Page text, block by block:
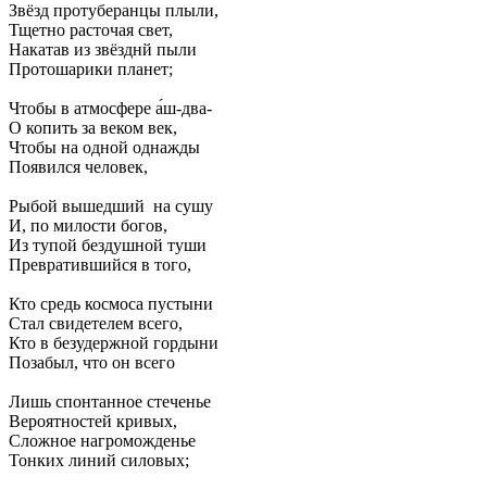
Звёзд протуберанцы плыли,
Тщетно расточая свет,
Накатав из звёзднй пыли
Протошарики планет;
Чтобы в атмосфере а́ш-два-
О копить за веком век,
Чтобы на одной однажды
Появился человек,
Рыбой вышедший на сушу
И, по милости богов,
Из тупой бездушной туши
Превратившийся в того,
Кто средь космоса пустыни
Стал свидетелем всего,
Кто в безудержной гордыни
Позабыл, что он всего
Лишь спонтанное стеченье
Вероятностей кривых,
Сложное нагроможденье
Тонких линий силовых;